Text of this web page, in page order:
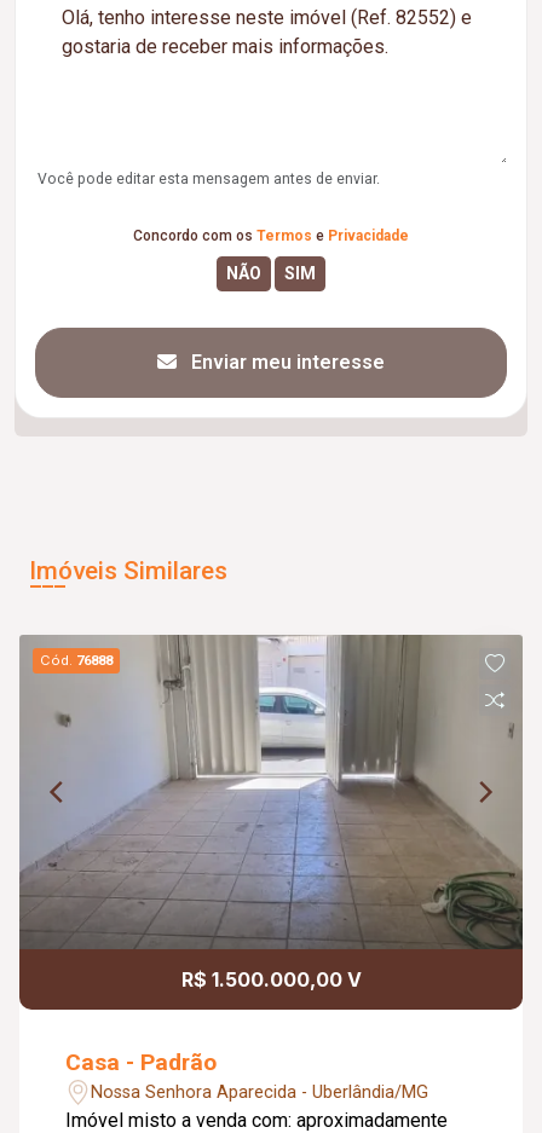
Você pode editar esta mensagem antes de enviar.
Concordo com os Termos e Privacidade
Enviar meu interesse
Imóveis Similares
Cód. 76888
R$ 1.500.000,00 V
Casa - Padrão
Nossa Senhora Aparecida - Uberlândia/MG
Imóvel misto a venda com: aproximadamente